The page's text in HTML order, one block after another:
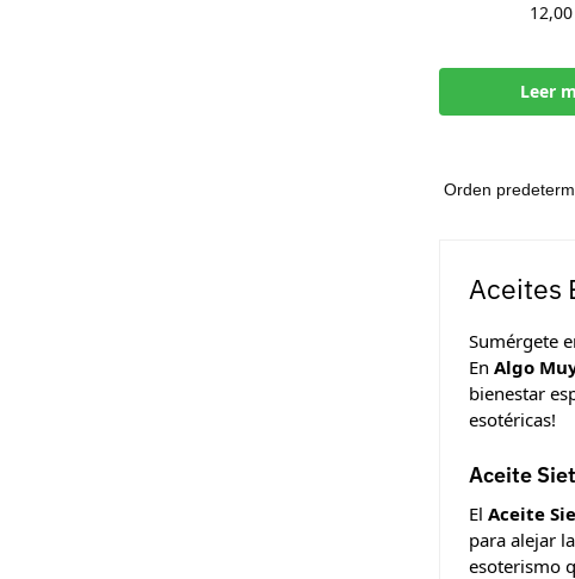
12,00
Leer
Aceites
Sumérgete
En Algo
bienestar
esotéricas!
Aceite
El Aceite
para alejar
esoterismo